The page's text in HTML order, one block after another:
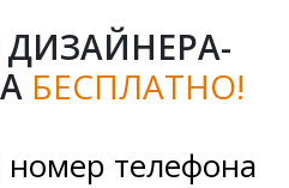
БЕСПЛАТНО!
номер телефона